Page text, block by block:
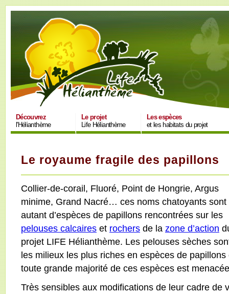
Découvrez
l'Hélianthème
Le projet
Life Hélianthème
Les espèces
et les habitats du projet
Le royaume fragile des papillons
Collier-de-corail, Fluoré, Point de Hongrie, Argus
minime, Grand Nacré… ces noms chatoyants sont
autant d’espèces de papillons rencontrées sur les
pelouses calcaires et rochers de la zone d’action
projet LIFE Hélianthème. Les pelouses sèches
les milieux les plus riches en espèces de
toute grande majorité de ces espèces est
Très sensibles aux modifications de leur cadre de